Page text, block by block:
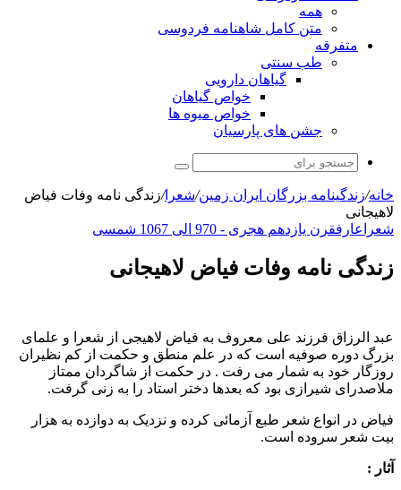
همه
متن کامل شاهنامه فردوسی
متفرقه
طب سنتی
گیاهان دارویی
خواص گیاهان
خواص میوه ها
جشن های پارسیان
جستجو
برای
خانه/زندگینامه بزرگان ایران زمین/شعرا/زندگی نامه وفات فیاض
لاهیجانی
شعرا
عارفقرن یازدهم هجری - 970 الی 1067 شمسی
زندگی نامه وفات فیاض لاهیجانی
عبد الرزاق فرزند علی معروف به فیاض لاهیجی از شعرا و علمای
بزرگ دوره صوفیه است که در علم منطق و حکمت از کم نظیران
روزگار خود به شمار می رفت . در حکمت از شاگردان ممتاز
ملاصدرای شیرازی بود که بعدها دختر استاد را به زنی گرفت.
فیاض در انواع شعر طبع آزمائی کرده و نزدیک به دوازده به هزار
بیت شعر سروده است.
آثار :